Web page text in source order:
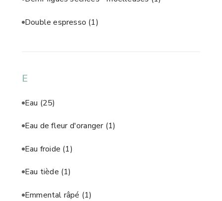
Double espresso (1)
E
Eau (25)
Eau de fleur d'oranger (1)
Eau froide (1)
Eau tiède (1)
Emmental râpé (1)